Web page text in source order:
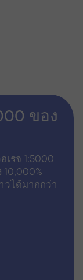
ของ
เรจ 1:5000
10,000%
ได้มากกว่า